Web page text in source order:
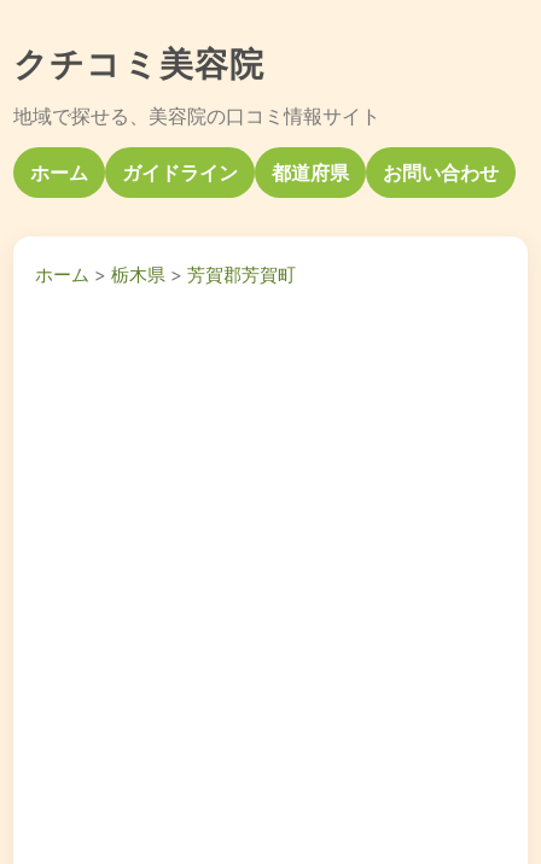
クチコミ美容院
地域で探せる、美容院の口コミ情報サイト
ホーム ガイドライン 都道府県 お問い合わせ
ホーム >栃木県 >芳賀郡芳賀町